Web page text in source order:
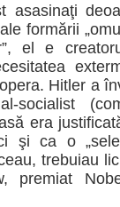
asasinaţi
formării
el e
Hitler a
socialist
era
şi ca o
trebuiau
premiat